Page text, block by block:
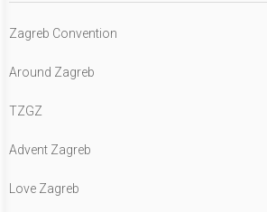
Zagreb Convention
Around Zagreb
TZGZ
Advent Zagreb
Love Zagreb